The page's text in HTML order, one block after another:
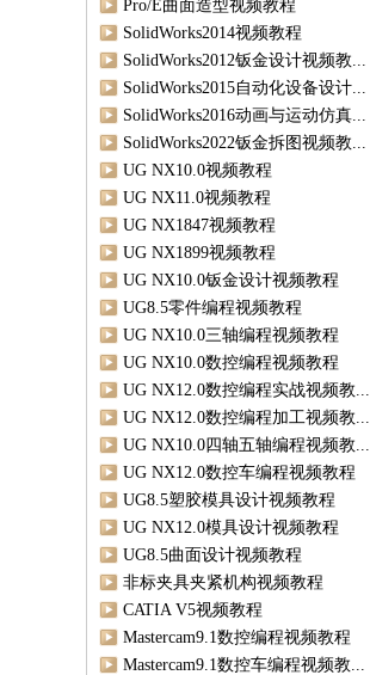
Pro/E曲面造型视频教程
SolidWorks2014视频教程
SolidWorks2012钣金设计视频教...
SolidWorks2015自动化设备设计...
SolidWorks2016动画与运动仿真...
SolidWorks2022钣金拆图视频教...
UG NX10.0视频教程
UG NX11.0视频教程
UG NX1847视频教程
UG NX1899视频教程
UG NX10.0钣金设计视频教程
UG8.5零件编程视频教程
UG NX10.0三轴编程视频教程
UG NX10.0数控编程视频教程
UG NX12.0数控编程实战视频教...
UG NX12.0数控编程加工视频教...
UG NX10.0四轴五轴编程视频教...
UG NX12.0数控车编程视频教程
UG8.5塑胶模具设计视频教程
UG NX12.0模具设计视频教程
UG8.5曲面设计视频教程
非标夹具夹紧机构视频教程
CATIA V5视频教程
Mastercam9.1数控编程视频教程
Mastercam9.1数控车编程视频教...